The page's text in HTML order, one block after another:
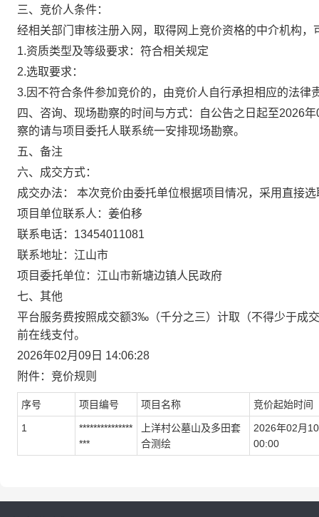
三、 竞价人条件：
经相关部门审核注册入网，取得网上竞价资格的中介机构，
1.资质类型及等级要求：符合相关规定
2.选取要求：
3. 因不符合条件参加竞价的，由竞价人自行承担相应的法律
四、咨询、现场勘察的时间与方式： 自公告之日起至2026年
察的请与项目委托人联系统一安排现场勘察。
五、备注
六、成交方式：
成交办法： 本次竞价由委托单位根据项目情况，采用直接
项目单位联系人： 姜伯移
联系电话： 13454011081
联系地址： 江山市
项目委托单位： 江山市新塘边镇人民政府
七、其他
平台服务费按照成交额3‰（千分之三）计取（不得少于成
前在线支付。
2026年02月09日 14:06:28
附件：竞价规则
序号 项目编号 项目名称 竞价起始时间
1
***************
***
上洋村公墓山及多田套
合测绘
2026年02月 10
00:00